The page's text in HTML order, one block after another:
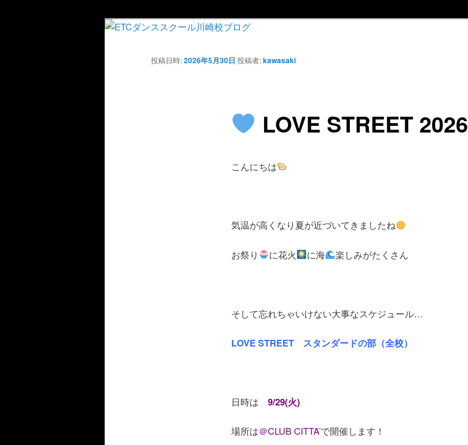
LOVE STREET 2026
投稿日時:2026年5月30日 投稿者:kawasaki
こんにちは
気温が高くなり夏が近づいてきましたね
お祭り に花火 に海 楽しみがたくさん
そして忘れちゃいけない大事なスケジュール…
LOVE STREET スタンダードの部（全校）
日時は 9/29(火)
場所は＠CLUB CITTA’で開催します！